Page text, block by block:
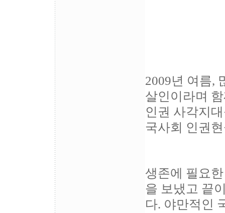
2009년 여름,
살인이라며
인권 사각지
국사회 인권
생존에 필요
을 보냈고 끝
다. 야만적인